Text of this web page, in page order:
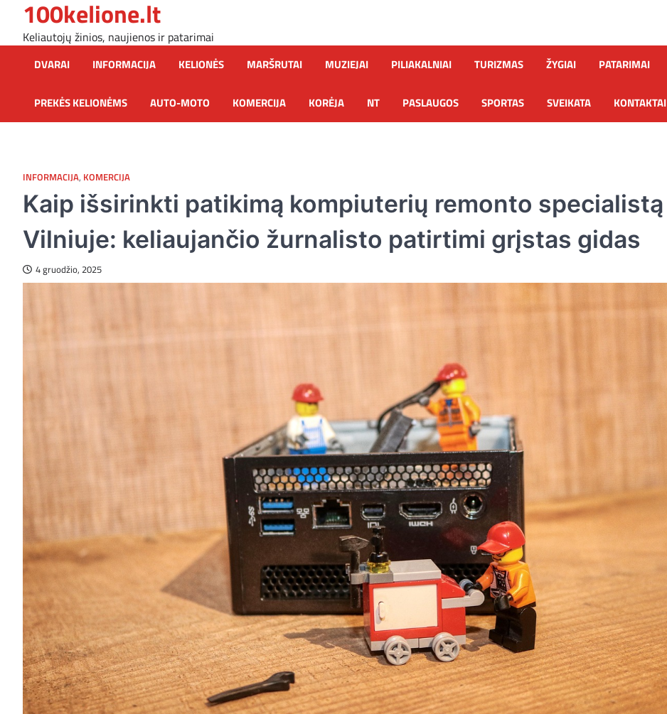
content
100kelione.lt
Keliautojų žinios, naujienos ir patarimai
DVARAI INFORMACIJA KELIONĖS MARŠRUTAI MUZIEJAI PILIAKALNIAI TURIZMAS ŽYGIAI PATARIMAI
PREKĖS KELIONĖMS AUTO-MOTO KOMERCIJA KORĖJA NT PASLAUGOS SPORTAS SVEIKATA KONTAKTAI
INFORMACIJA, KOMERCIJA
Kaip išsirinkti patikimą kompiuterių remonto specialistą
Vilniuje: keliaujančio žurnalisto patirtimi grįstas gidas
4 gruodžio, 2025